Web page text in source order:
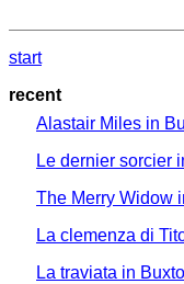
start
recent
Alastair Miles in
Le dernier sorcier
The Merry Widow
La clemenza di
La traviata in